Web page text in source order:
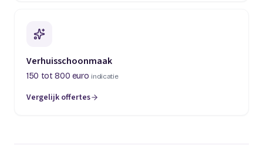
Verhuisschoonmaak
150 tot 800 euro indicatie
Vergelijk offertes
(opent in een nieuw tabblad)